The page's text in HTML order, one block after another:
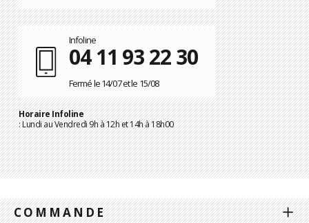
Infoline
04 11 93 22 30
Fermé le 14/07 et le 15/08
Horaire Infoline
: Lundi au Vendredi 9h à 12h et 14h à 18h00
COMMANDE